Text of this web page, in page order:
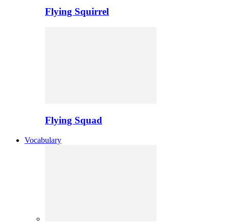
Flying Squirrel
Flying Squad
Vocabulary